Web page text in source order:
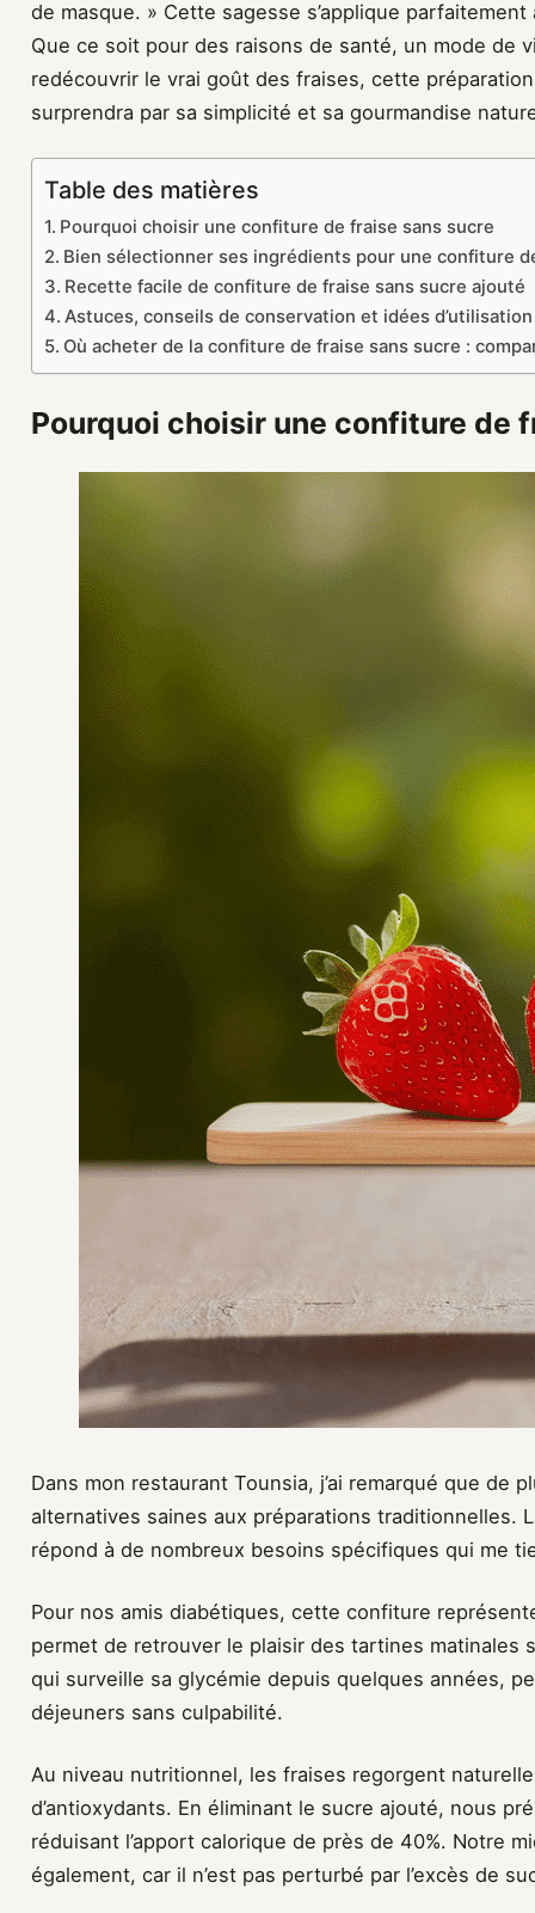
de masque. » Cette sagesse s’applique
Que ce soit pour des raisons de santé, un mode de
redécouvrir le vrai goût des fraises, cette
surprendra par sa simplicité et sa gourmandise
Table des matières
Pourquoi choisir une confiture de fraise sans sucre
Bien sélectionner ses ingrédients pour une confiture
Recette facile de confiture de fraise sans sucre ajouté
Astuces, conseils de conservation et idées d’utilisation
Où acheter de la confiture de fraise sans sucre :
Pourquoi choisir une confiture de
Dans mon restaurant Tounsia, j’ai remarqué que de
alternatives saines aux préparations traditionnelles.
répond à de nombreux besoins spécifiques qui me
Pour nos amis diabétiques, cette confiture
permet de retrouver le plaisir des tartines matinales
qui surveille sa glycémie depuis quelques années,
déjeuners sans culpabilité.
Au niveau nutritionnel, les fraises regorgent
d’antioxydants. En éliminant le sucre ajouté, nous
réduisant l’apport calorique de près de 40%. Notre
également, car il n’est pas perturbé par l’excès de